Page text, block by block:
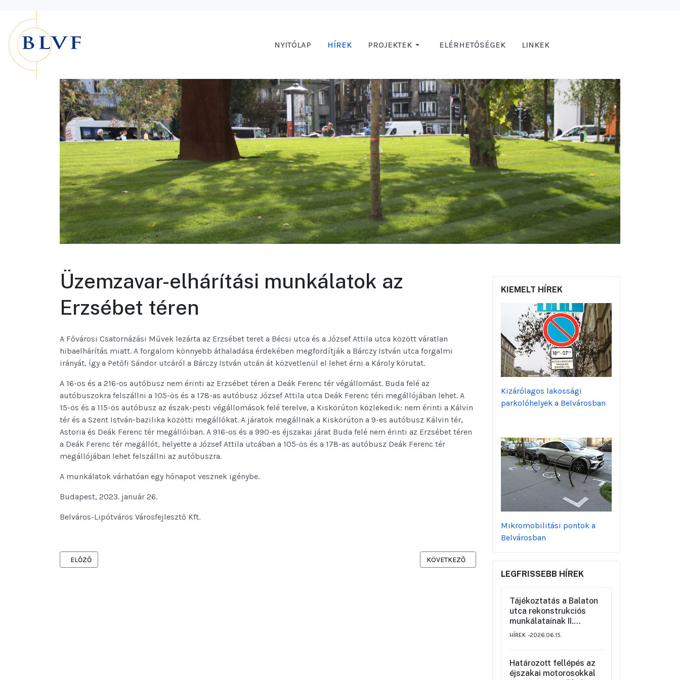
NYITÓLAP HÍREK PROJEKTEK ELÉRHETŐSÉGEK LINKEK
Üzemzavar-elhárítási munkálatok az
Erzsébet téren
A Fővárosi Csatornázási Művek lezárta az Erzsébet teret a Bécsi utca és a József Attila utca között váratlan
hibaelhárítás miatt. A forgalom könnyebb áthaladása érdekében megfordítják a Bárczy István utca forgalmi
irányát, így a Petőfi Sándor utcáról a Bárczy István utcán át közvetlenül el lehet érni a Károly körutat.
A 16-os és a 216-os autóbusz nem érinti az Erzsébet téren a Deák Ferenc tér végállomást. Buda felé az
autóbuszokra felszállni a 105-ös és a 178-as autóbusz József Attila utca Deák Ferenc téri megállójában lehet. A
15-ös és a 115-ös autóbusz az észak-pesti végállomások felé terelve, a Kiskörúton közlekedik: nem érinti a Kálvin
tér és a Szent István-bazilika közötti megállókat. A járatok megállnak a Kiskörúton a 9-es autóbusz Kálvin tér,
Astoria és Deák Ferenc tér megállóiban. A 916-os és a 990-es éjszakai járat Buda felé nem érinti az Erzsébet téren
a Deák Ferenc tér megállót, helyette a József Attila utcában a 105-ös és a 178-as autóbusz Deák Ferenc tér
megállójában lehet felszállni az autóbuszra.
A munkálatok várhatóan egy hónapot vesznek igénybe.
Budapest, 2023. január 26.
Belváros-Lipótváros Városfejlesztő Kft.
ELŐZŐ CIKK: TÁJÉKOZTATÁS A TESZ-VESZ ÓVODA FUNKCIÓBŐVÍTÉSÉRŐL
ELŐZŐ KÖVETKEZŐ CIKK: AZ ARANY JÁNOS UTCA FELÚJÍTÁSI MUNKÁLATAI ÚJABB
KÖVETKEZŐ
KIEMELT HÍREK
Kizárólagos lakossági
parkolóhelyek a Belvárosban
Mikromobilitási pontok a
Belvárosban
LEGFRISSEBB HÍREK
Tájékoztatás a Balaton
utca rekonstrukciós
munkálatainak II.
üteméről a Szemere
valamint a környék
ideiglenes forgalmi
HÍREK 2026.06.15.
Határozott fellépés az
éjszakai motorosokkal